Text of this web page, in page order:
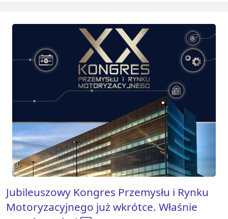
Jubileuszowy Kongres Przemysłu i Rynku
Motoryzacyjnego już wkrótce. Właśnie